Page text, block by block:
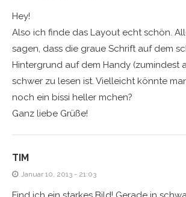
Hey!
Also ich finde das Layout echt schön.
sagen, dass die graue Schrift auf dem
Hintergrund auf dem Handy (zumindest
schwer zu lesen ist. Vielleicht könnte
noch ein bissi heller mchen?
Ganz liebe Grüße!
TIM
Januar 10, 2013 - 21:03